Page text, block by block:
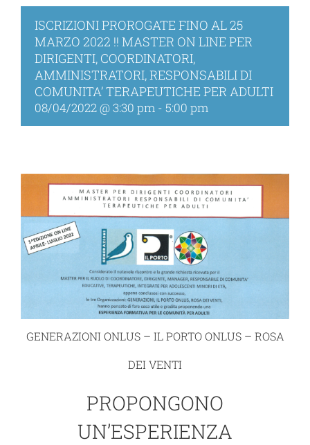
ISCRIZIONI PROROGATE FINO AL 25
MARZO 2022 !! MASTER ON LINE PER
DIRIGENTI, COORDINATORI,
AMMINISTRATORI, RESPONSABILI DI
COMUNITA’ TERAPEUTICHE PER ADULTI
08/04/2022 @ 3:30 pm - 5:00 pm
GENERAZIONI ONLUS – IL PORTO ONLUS – ROSA
DEI VENTI
PROPONGONO
UN’ESPERIENZA